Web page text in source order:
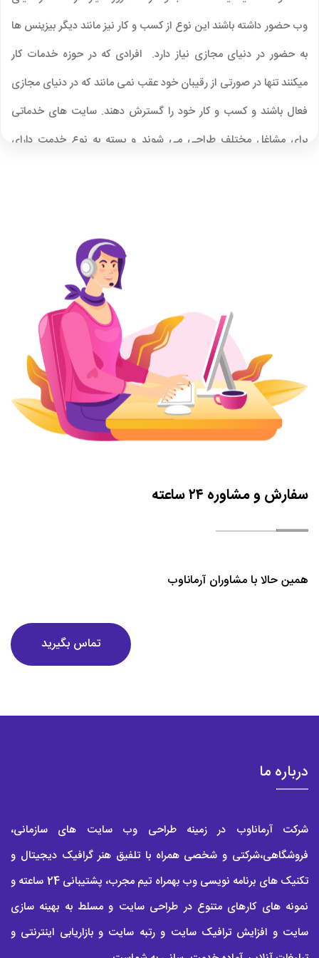
وب حضور داشته باشند این نوع از کسب و کار نیز مانند دیگر بیزینس ها
به حضور در دنیای مجازی نیاز دارد. افرادی که در حوزه خدمات کار
میکنند تنها در صورتی از رقیبان خود عقب نمی مانند که در دنیای مجازی
فعال باشند و کسب و کار خود را گسترش دهند. سایت های خدماتی
برای مشاغل مختلف طراحی می شوند و بسته به نوع خدمت دارای
و یک شرکت تولیدی هر کدام خدماتی به مشتریان ارائه می دهند و جز
قیمت طراحی سایت خدماتی
قیمت طراحی سایت خدماتی برای افراد زیادی مهم است. زیرا مروزه این
نوع از طراحی سایت طرفداران بسیاری پیدا کرده است. برای قیمت
طراحی سایت خدماتی نمی توان یک قیمت یکسان بیان کرد. چون
شرکت های طراحی سایت هر کدام دارای قیمت خاصی هستند. اما به
باشند که بهتر است با آنها آشنا شوید.
طراحی گرافیکی
کیفیت بالا درسایت موجب جذب کاربران بسیاری می شود. همچنین
بخشند در افزایش میزان بازدید سایت نیز تاثیر گذار باشد. اما تنها سایتی
هرسایت خدماتی که پشتیبانی قوی و شبانه روزی داشته باشد حتما
صاحب آن هزینه زیادی برای طراحی سایت پرداخت کرده است. چون
باشد. بسیاری از افراد برای این که هزینه کمتری پرداخت کنند از آپشن
پشتیبانی برای سایت خود استفاده نمی کنند. اما بهتر است بدانید
پشتیبانی سایت یکی از واجباتی می باشد که هر سایتی باید آن را
داشته باشد. چون در دنیای وب هرچیزی که مدام تغییر کند و پویا باشد
سفارش و مشاوره ۲۴ ساعته
همین حالا با مشاوران آرماناوب
تماس بگیرید
درباره ما
شرکت آرماناوب در زمینه طراحی وب سایت های سازمانی،
فروشگاهی،شرکتی و شخصی همراه با تلفیق هنر گرافیک دیجیتال و
تکنیک های برنامه نویسی وب بهمراه تیم مجرب، پشتیبانی 24 ساعته و
نمونه های کارهای متنوع در طراحی سایت و مسلط به بهینه سازی
سایت و افزایش ترافیک سایت و رتبه سایت و بازاریابی اینترنتی و